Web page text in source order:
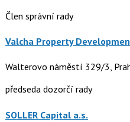
Člen správní rady
Valcha Property
Walterovo náměstí 329/3,
předseda dozorčí rady
SOLLER Capital a.s.